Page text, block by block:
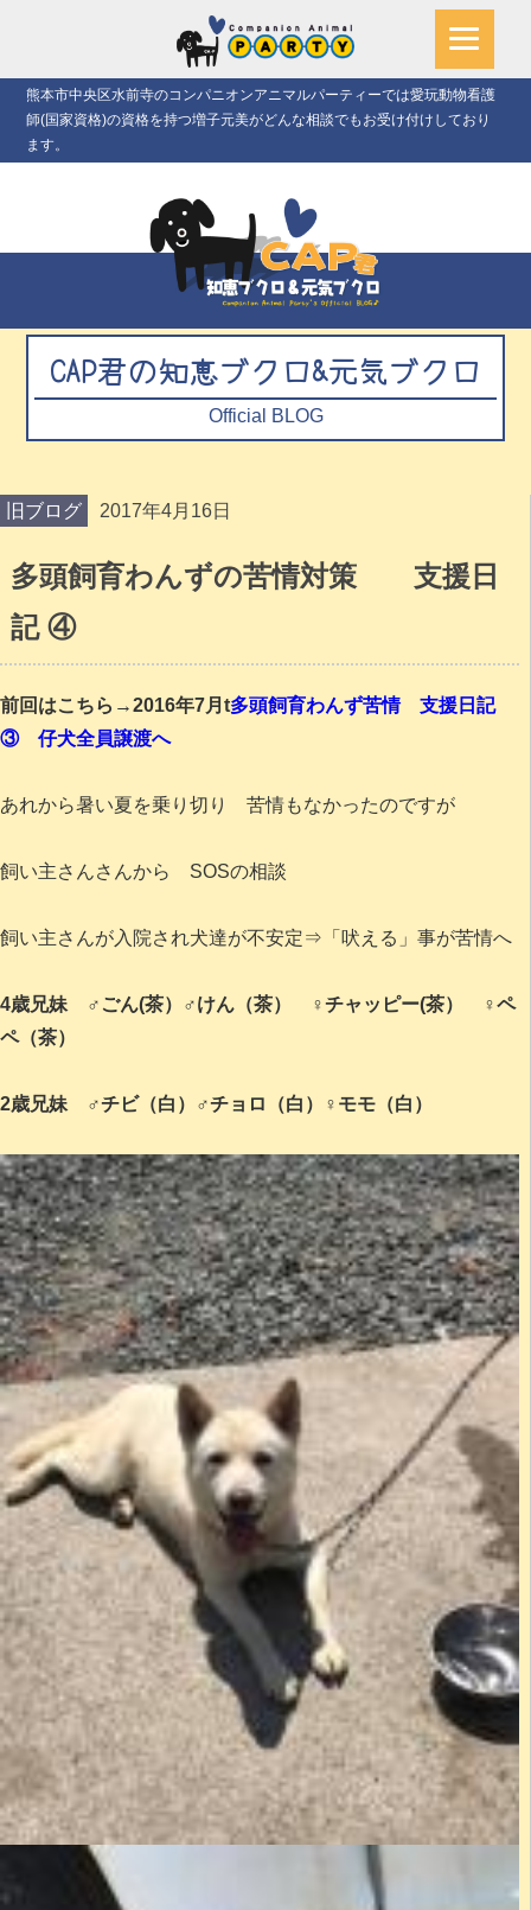
熊本市中央区水前寺のコンパニオンアニマルパーティーでは愛玩動物看護
師(国家資格)の資格を持つ増子元美がどんな相談でもお受け付けしており
ます。
CAP君の知恵ブクロ&元気ブクロ
Official BLOG
旧ブログ 2017年4月16日
多頭飼育わんずの苦情対策 支援日
記 ④
前回はこちら→2016年7月t多頭飼育わんず苦情 支援日記
③ 仔犬全員譲渡へ
あれから暑い夏を乗り切り 苦情もなかったのですが
飼い主さんさんから SOSの相談
飼い主さんが入院され犬達が不安定⇒「吠える」事が苦情へ
4歳兄妹 ♂ごん(茶）♂けん（茶） ♀チャッピー(茶） ♀ペ
ペ（茶）
2歳兄妹 ♂チビ（白）♂チョロ（白）♀モモ（白）